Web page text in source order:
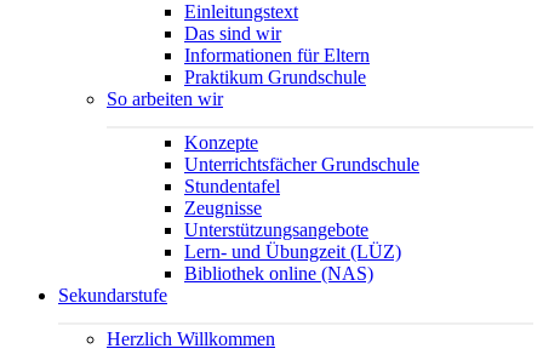
Einleitungstext
Das sind wir
Informationen für Eltern
Praktikum Grundschule
So arbeiten wir
Konzepte
Unterrichtsfächer Grundschule
Stundentafel
Zeugnisse
Unterstützungsangebote
Lern- und Übungzeit (LÜZ)
Bibliothek online (NAS)
Sekundarstufe
Herzlich Willkommen